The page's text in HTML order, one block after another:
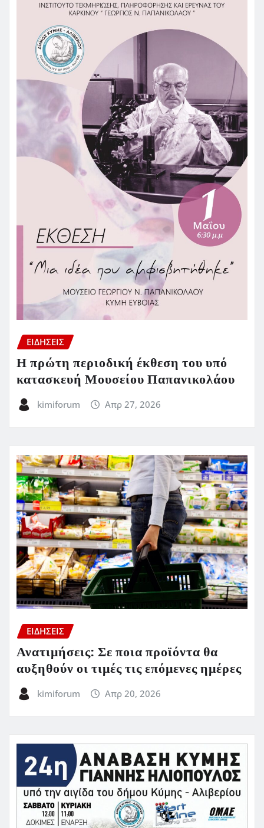
ΕΙΔΗΣΕΙΣ
Η πρώτη περιοδική έκθεση του υπό
κατασκευή Μουσείου Παπανικολάου
kimiforum Απρ 27, 2026
ΕΙΔΗΣΕΙΣ
Ανατιμήσεις: Σε ποια προϊόντα θα
αυξηθούν οι τιμές τις επόμενες ημέρες
kimiforum Απρ 20, 2026